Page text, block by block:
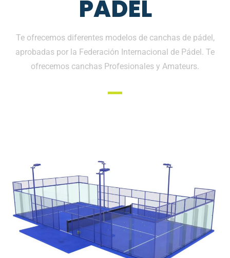
PADEL
Te ofrecemos diferentes modelos de canchas de pádel,
aprobadas por la Federación Internacional de Pádel. Te
ofrecemos canchas Profesionales y Amateurs.